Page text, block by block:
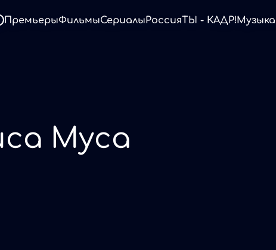
ПремьерыФильмыСериалыРоссияТЫ - КАДР!Музыка
Муса